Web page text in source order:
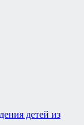
детей из